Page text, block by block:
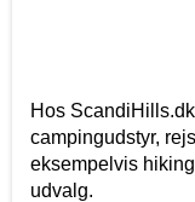
Hos
campingudstyr,
eksempelvis
udvalg.